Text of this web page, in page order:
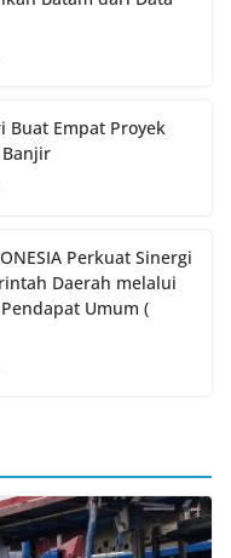
Buat Empat Proyek
Perkuat Sinergi
Daerah melalui
Umum (